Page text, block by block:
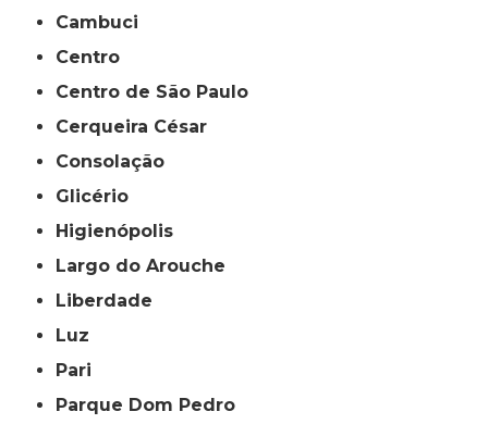
Cambuci
Centro
Centro de São Paulo
Cerqueira César
Consolação
Glicério
Higienópolis
Largo do Arouche
Liberdade
Luz
Pari
Parque Dom Pedro